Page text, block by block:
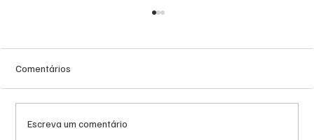
Comentários
Escreva um comentário